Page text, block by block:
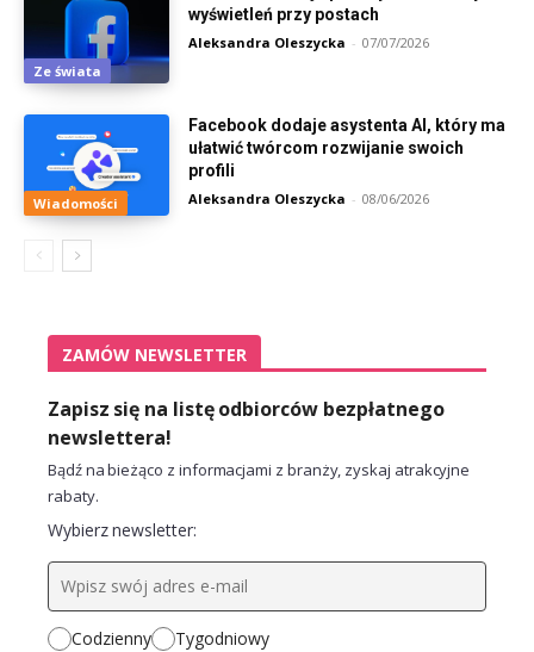
Ze świata
wyświetleń przy postach
Aleksandra Oleszycka - 07/07/2026
Wiadomości
Facebook dodaje asystenta AI, który ma
ułatwić twórcom rozwijanie swoich
profili
Aleksandra Oleszycka - 08/06/2026
ZAMÓW NEWSLETTER
Zapisz się na listę odbiorców bezpłatnego
newslettera!
Bądź na bieżąco z informacjami z branży, zyskaj atrakcyjne
rabaty.
Wybierz newsletter:
Codzienny Tygodniowy